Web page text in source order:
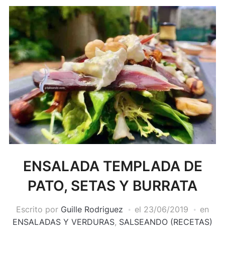
ENSALADA TEMPLADA DE
PATO, SETAS Y BURRATA
Escrito por Guille Rodriguez el 23/06/2019
en
ENSALADAS Y VERDURAS, SALSEANDO (RECETAS)